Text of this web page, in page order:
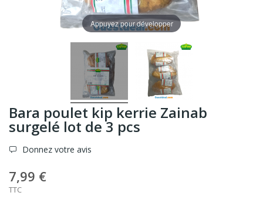
Appuyez pour développer
Bara poulet kip kerrie Zainab
surgelé lot de 3 pcs
Donnez votre avis
7,99 €
TTC